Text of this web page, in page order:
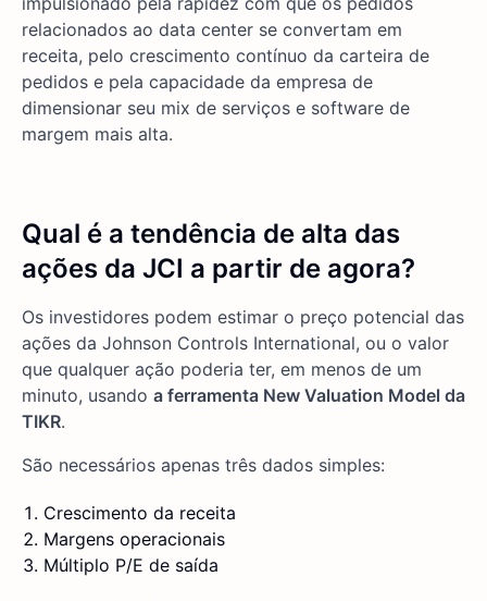
relacionados ao data center se convertam em
receita, pelo crescimento contínuo da carteira de
pedidos e pela capacidade da empresa de
dimensionar seu mix de serviços e software de
margem mais alta.
Qual é a tendência de alta das
ações da JCI a partir de agora?
Os investidores podem estimar o preço potencial das
ações da Johnson Controls International, ou o valor
que qualquer ação poderia ter, em menos de um
minuto, usando a ferramenta New Valuation Model da
TIKR.
São necessários apenas três dados simples:
Crescimento da receita
Margens operacionais
Múltiplo P/E de saída